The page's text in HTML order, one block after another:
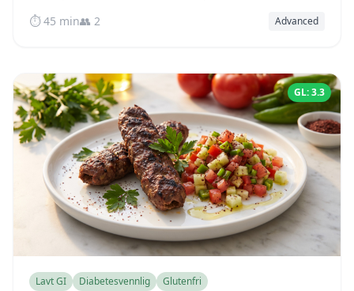
⏱️ 45 min👥 2 Advanced
GL: 3.3
Lavt GI Diabetesvennlig Glutenfri